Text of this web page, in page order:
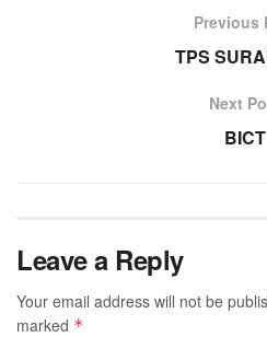
Previous
TPS
Next
BICT
Leave a Reply
Your email address will not be
marked *